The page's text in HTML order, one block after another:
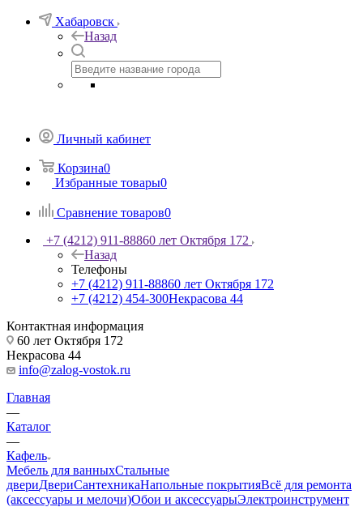
Хабаровск
Назад
Личный кабинет
Корзина0
Избранные товары0
Сравнение товаров0
+7 (4212) 911-88860 лет Октября 172
Назад
Телефоны
+7 (4212) 911-88860 лет Октября 172
+7 (4212) 454-300Некрасова 44
Контактная информация
60 лет Октября 172
Некрасова 44
info@zalog-vostok.ru
Главная
—
Каталог
—
Кафель
Мебель для ванныхСтальные
двериДвериСантехникаНапольные покрытияВсё для ремонта
(аксессуары и мелочи)Обои и аксессуарыЭлектроинструмент